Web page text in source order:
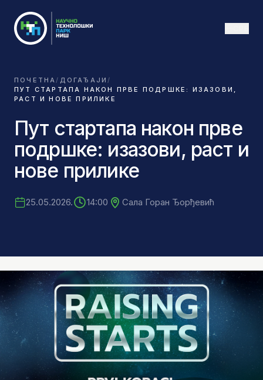
ПОЧЕТНА/ ДОГАЂАЈИ/
ПУТ СТАРТАПА НАКОН ПРВЕ ПОДРШКЕ: ИЗАЗОВИ,
РАСТ И НОВЕ ПРИЛИКЕ
Пут стартапа након прве
подршке: изазови, раст и
нове прилике
25.05.2026. 14:00 Сала Горан Ђорђевић